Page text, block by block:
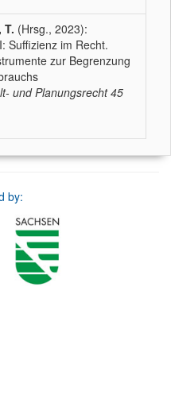
T. (Hrsg., 2023):
Suffizienz im Recht.
zur Begrenzung
und Planungsrecht 45
by: